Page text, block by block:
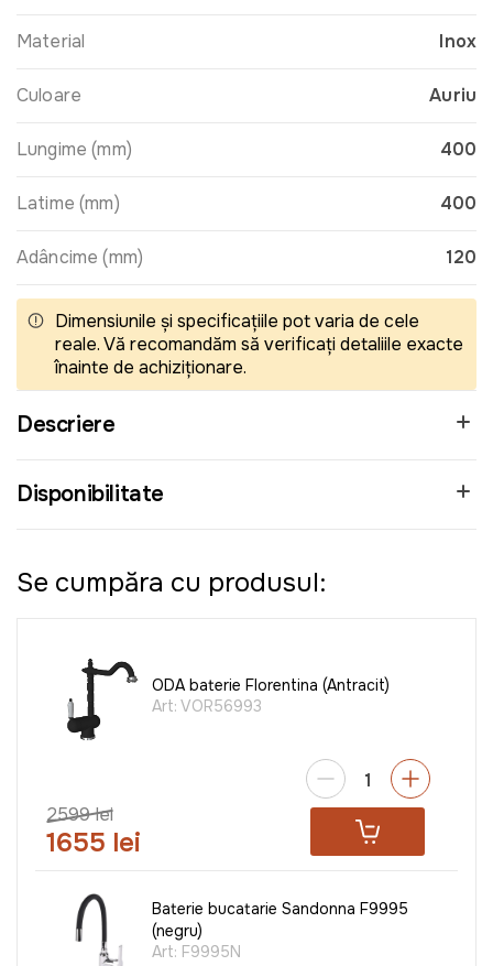
Material Inox
Culoare Auriu
Lungime (mm) 400
Latime (mm) 400
Adâncime (mm) 120
Dimensiunile și specificațiile pot varia de cele
reale. Vă recomandăm să verificați detaliile exacte
înainte de achiziționare.
Descriere
Disponibilitate
Se cumpăra cu produsul:
ODA baterie Florentina (Antracit)
Art: VOR56993
2599 lei
1655 lei
Baterie bucatarie Sandonna F9995
(negru)
Art: F9995N